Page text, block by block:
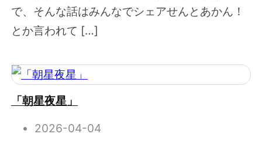
で、そんな話はみんなでシェアせんとあかん！
とか言われて […]
「朝星夜星」
2026-04-04